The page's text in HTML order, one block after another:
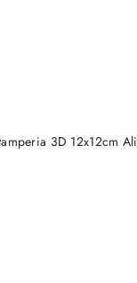
3D 12x12cm